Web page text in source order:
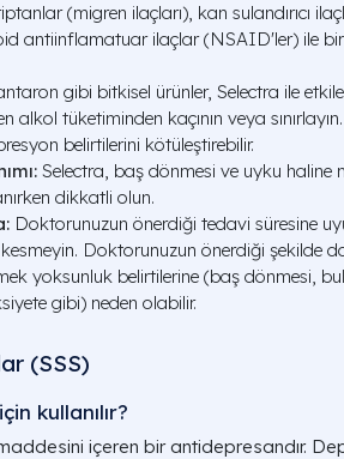
(migren ilaçları), kan sulandırıcı
antiinflamatuar ilaçlar (NSAID'ler) ile
gibi bitkisel ürünler, Selectra ile
alkol tüketiminden kaçının veya
belirtilerini kötüleştirebilir.
Selectra, baş dönmesi ve uyku haline
dikkatli olun.
Doktorunuzun önerdiği tedavi süresine
kesmeyin. Doktorunuzun önerdiği şekilde
yoksunluk belirtilerine (baş dönmesi,
gibi) neden olabilir.
(SSS)
kullanılır?
içeren bir antidepresandır.